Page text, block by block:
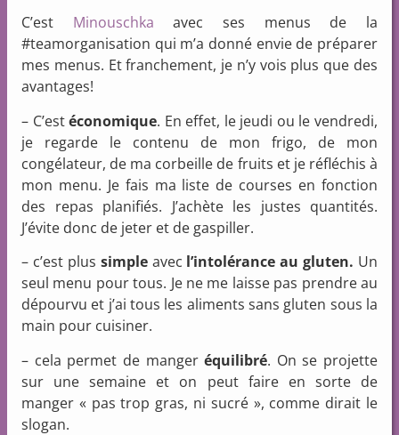
C’est Minouschka avec ses menus de la
#teamorganisation qui m’a donné envie de préparer
mes menus. Et franchement, je n’y vois plus que des
avantages!
– C’estéconomique. En effet, le jeudi ou le vendredi,
je regarde le contenu de mon frigo, de mon
congélateur, de ma corbeille de fruits et je réfléchis à
mon menu. Je fais ma liste de courses en fonction
des repas planifiés. J’achète les justes quantités.
J’évite donc de jeter et de gaspiller.
– c’est plus simpleavec l’intolérance au gluten. Un
seul menu pour tous. Je ne me laisse pas prendre au
dépourvu et j’ai tous les aliments sans gluten sous la
main pour cuisiner.
– cela permet de mangeréquilibré. On se projette
sur une semaine et on peut faire en sorte de
manger « pas trop gras, ni sucré », comme dirait le
slogan.